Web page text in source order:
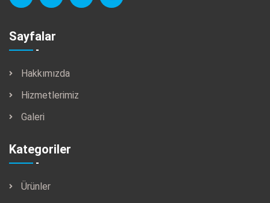
Sayfalar
Hakkımızda
Hizmetlerimiz
Galeri
Kategoriler
Ürünler